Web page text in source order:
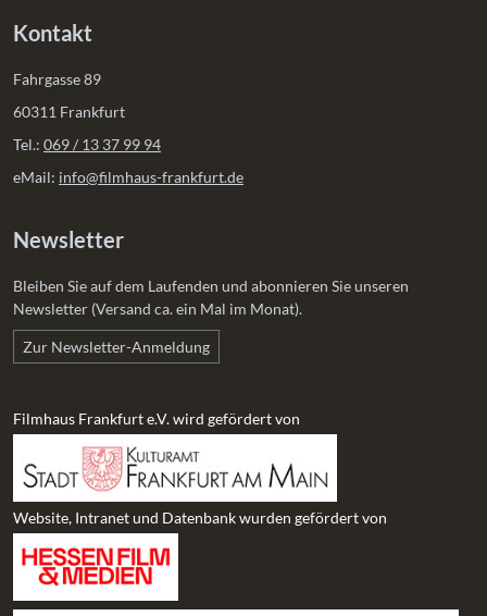
Kontakt
Fahrgasse 89
60311 Frankfurt
Tel.: 069 / 13 37 99 94
eMail: info@filmhaus-frankfurt.de
Newsletter
Bleiben Sie auf dem Laufenden und abonnieren Sie unseren
Newsletter (Versand ca. ein Mal im Monat).
Zur Newsletter-Anmeldung
Filmhaus Frankfurt e.V. wird gefördert von
Website, Intranet und Datenbank wurden gefördert von